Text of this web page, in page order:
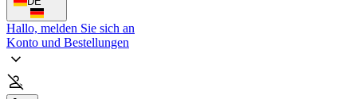
Hallo, melden Sie sich an
Konto und Bestellungen